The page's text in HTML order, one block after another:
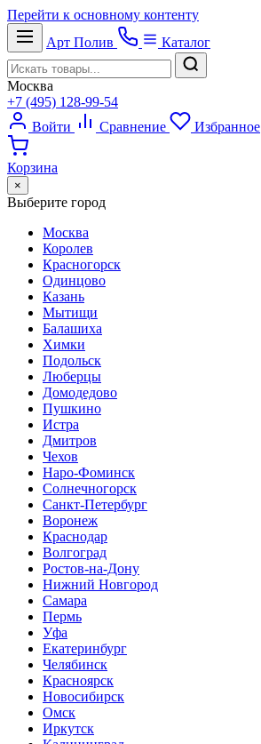
Перейти к основному контенту
Арт Полив Каталог
Москва
+7 (495) 128-99-54
Войти
Сравнение Избранное
Корзина
×
Выберите город
Москва
Королев
Красногорск
Одинцово
Казань
Мытищи
Балашиха
Химки
Подольск
Люберцы
Домодедово
Пушкино
Истра
Дмитров
Чехов
Наро-Фоминск
Солнечногорск
Санкт-Петербург
Воронеж
Краснодар
Волгоград
Ростов-на-Дону
Нижний Новгород
Самара
Пермь
Уфа
Екатеринбург
Челябинск
Красноярск
Новосибирск
Омск
Иркутск